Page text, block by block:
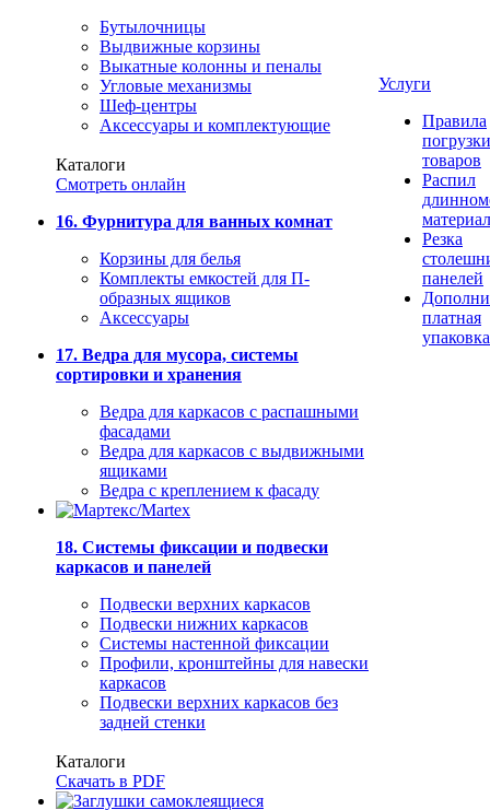
Бутылочницы
Выдвижные корзины
Выкатные колонны и пеналы
Угловые механизмы
Шеф-центры
Аксессуары и комплектующие
Каталоги
Смотреть онлайн
16. Фурнитура для ванных комнат
Корзины для белья
Комплекты емкостей для П-
образных ящиков
Аксессуары
17. Ведра для мусора, системы
сортировки и хранения
Ведра для каркасов с распашными
фасадами
Ведра для каркасов с выдвижными
ящиками
Ведра с креплением к фасаду
18. Системы фиксации и подвески
каркасов и панелей
Подвески верхних каркасов
Подвески нижних каркасов
Системы настенной фиксации
Профили, кронштейны для навески
каркасов
Подвески верхних каркасов без
задней стенки
Каталоги
Скачать в PDF
Услуги
Правила
погрузки
товаров
Распил
Резка
панелей
платная
упаковка